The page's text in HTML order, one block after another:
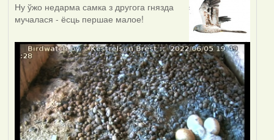
Ну ўжо недарма самка з другога гнязда
мучалася - ёсць першае малое!